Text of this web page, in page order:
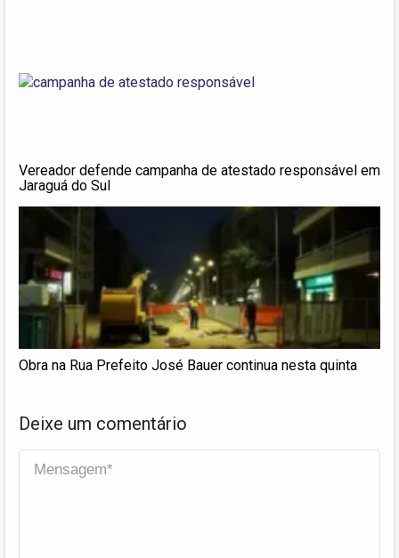
Vereador defende campanha de atestado responsável em
Jaraguá do Sul
Obra na Rua Prefeito José Bauer continua nesta quinta
Deixe um comentário